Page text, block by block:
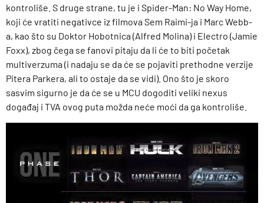
kontroliše. S druge strane, tu je i Spider-Man: No Way Home,
koji će vratiti negativce iz filmova Sem Raimi-ja i Marc Webb-
a, kao što su Doktor Hobotnica (Alfred Molina) i Electro (Jamie
Foxx), zbog čega se fanovi pitaju da li će to biti početak
multiverzuma (i nadaju se da će se pojaviti prethodne verzije
Pitera Parkera, ali to ostaje da se vidi). Ono što je skoro
sasvim sigurno je da će se u MCU dogoditi veliki nexus
događaj i TVA ovog puta možda neće moći da ga kontroliše.